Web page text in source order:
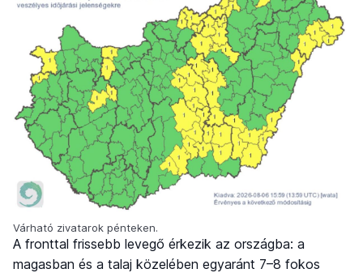
Várható zivatarok pénteken.
A fronttal frissebb levegő érkezik az országba: a
magasban és a talaj közelében egyaránt 7–8 fokos